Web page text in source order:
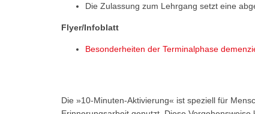
Die Zulassung zum Lehrgang setzt eine
Flyer/Infoblatt
Besonderheiten der Terminalphase
Die »10-Minuten-Aktivierung« ist speziell für